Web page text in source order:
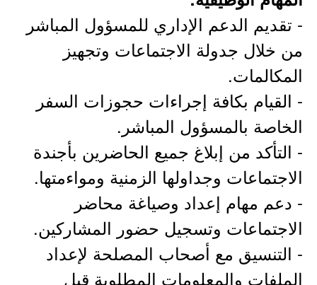
- تقديم الدعم الإداري للمسؤول المباشر
من خلال جدولة الاجتماعات وتجهيز
المكالمات.
- القيام بكافة إجراءات حجوزات السفر
الخاصة بالمسؤول المباشر.
- التأكد من إبلاغ جميع الحاضرين بأجندة
الاجتماعات وجداولها الزمنية ومواءمتها.
- دعم مهام إعداد وصياغة محاضر
الاجتماعات وتسجيل حضور المشاركين.
- التنسيق مع أصحاب المصلحة لإعداد
الملفات والمعلومات المطلوبة قبل